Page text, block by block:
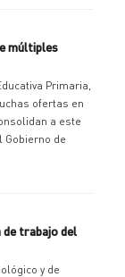
múltiples
Primaria,
ofertas en
a este
de
trabajo del
y de